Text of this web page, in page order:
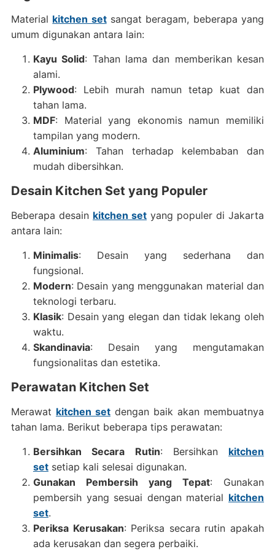
Material kitchen setsangat beragam, beberapa yang
umum digunakan antara lain:
Kayu Solid: Tahan lama dan memberikan kesan
alami.
Plywood: Lebih murah namun tetap kuat dan
tahan lama.
MDF: Material yang ekonomis namun memiliki
tampilan yang modern.
Aluminium: Tahan terhadap kelembaban dan
mudah dibersihkan.
Desain Kitchen Set yang Populer
Beberapa desain kitchen set yang populer di Jakarta
antara lain:
Minimalis: Desain yang sederhana dan
fungsional.
Modern: Desain yang menggunakan material dan
teknologi terbaru.
Klasik: Desain yang elegan dan tidak lekang oleh
waktu.
Skandinavia: Desain yang mengutamakan
fungsionalitas dan estetika.
Perawatan Kitchen Set
Merawat kitchen setdengan baik akan membuatnya
tahan lama. Berikut beberapa tips perawatan:
Bersihkan Secara Rutin: Bersihkan kitchen
setsetiap kali selesai digunakan.
Gunakan Pembersih yang Tepat: Gunakan
pembersih yang sesuai dengan material kitchen
set.
Periksa Kerusakan: Periksa secara rutin apakah
ada kerusakan dan segera perbaiki.